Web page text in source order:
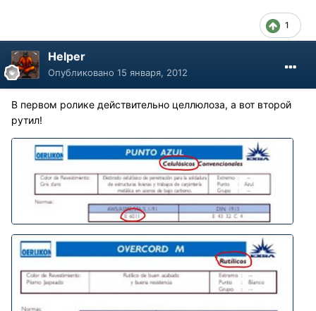
1
Helper
Опубликовано 15 января, 2012
В первом ролике действительно целлюлоза, а вот второй
рутил!